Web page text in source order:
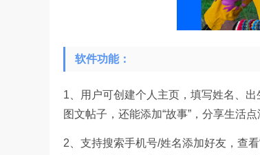
软件功能：
1、用户可创建个人主页，填写姓名、
图文帖子，还能添加“故事”，分享生活
2、支持搜索手机号/姓名添加好友，查